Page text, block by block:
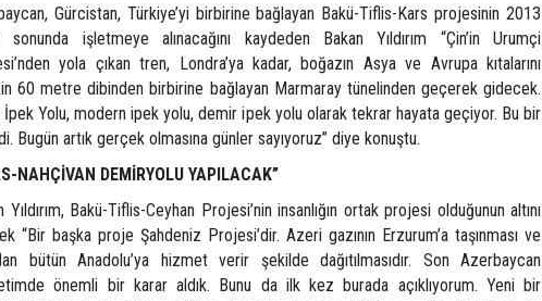
Gürcistan, Türkiye’yi birbirine bağlayan Bakü-Tiflis-Kars projesinin 2013
sonunda işletmeye alınacağını kaydeden Bakan Yıldırım “Çin’in Urumçi
yola çıkan tren, Londra’ya kadar, boğazın Asya ve Avrupa kıtalarını
60 metre dibinden birbirine bağlayan Marmaray tünelinden geçerek gidecek.
İpek Yolu, modern ipek yolu, demir ipek yolu olarak tekrar hayata geçiyor. Bu bir
Bugün artık gerçek olmasına günler sayıyoruz” diye konuştu.
NAHÇİVAN DEMİRYOLU YAPILACAK”
Yıldırım, Bakü-Tiflis-Ceyhan Projesi’nin insanlığın ortak projesi olduğunun altını
“Bir başka proje Şahdeniz Projesi’dir. Azeri gazının Erzurum’a taşınması ve
bütün Anadolu’ya hizmet verir şekilde dağıtılmasıdır. Son Azerbaycan
önemli bir karar aldık. Bunu da ilk kez burada açıklıyorum. Yeni bir